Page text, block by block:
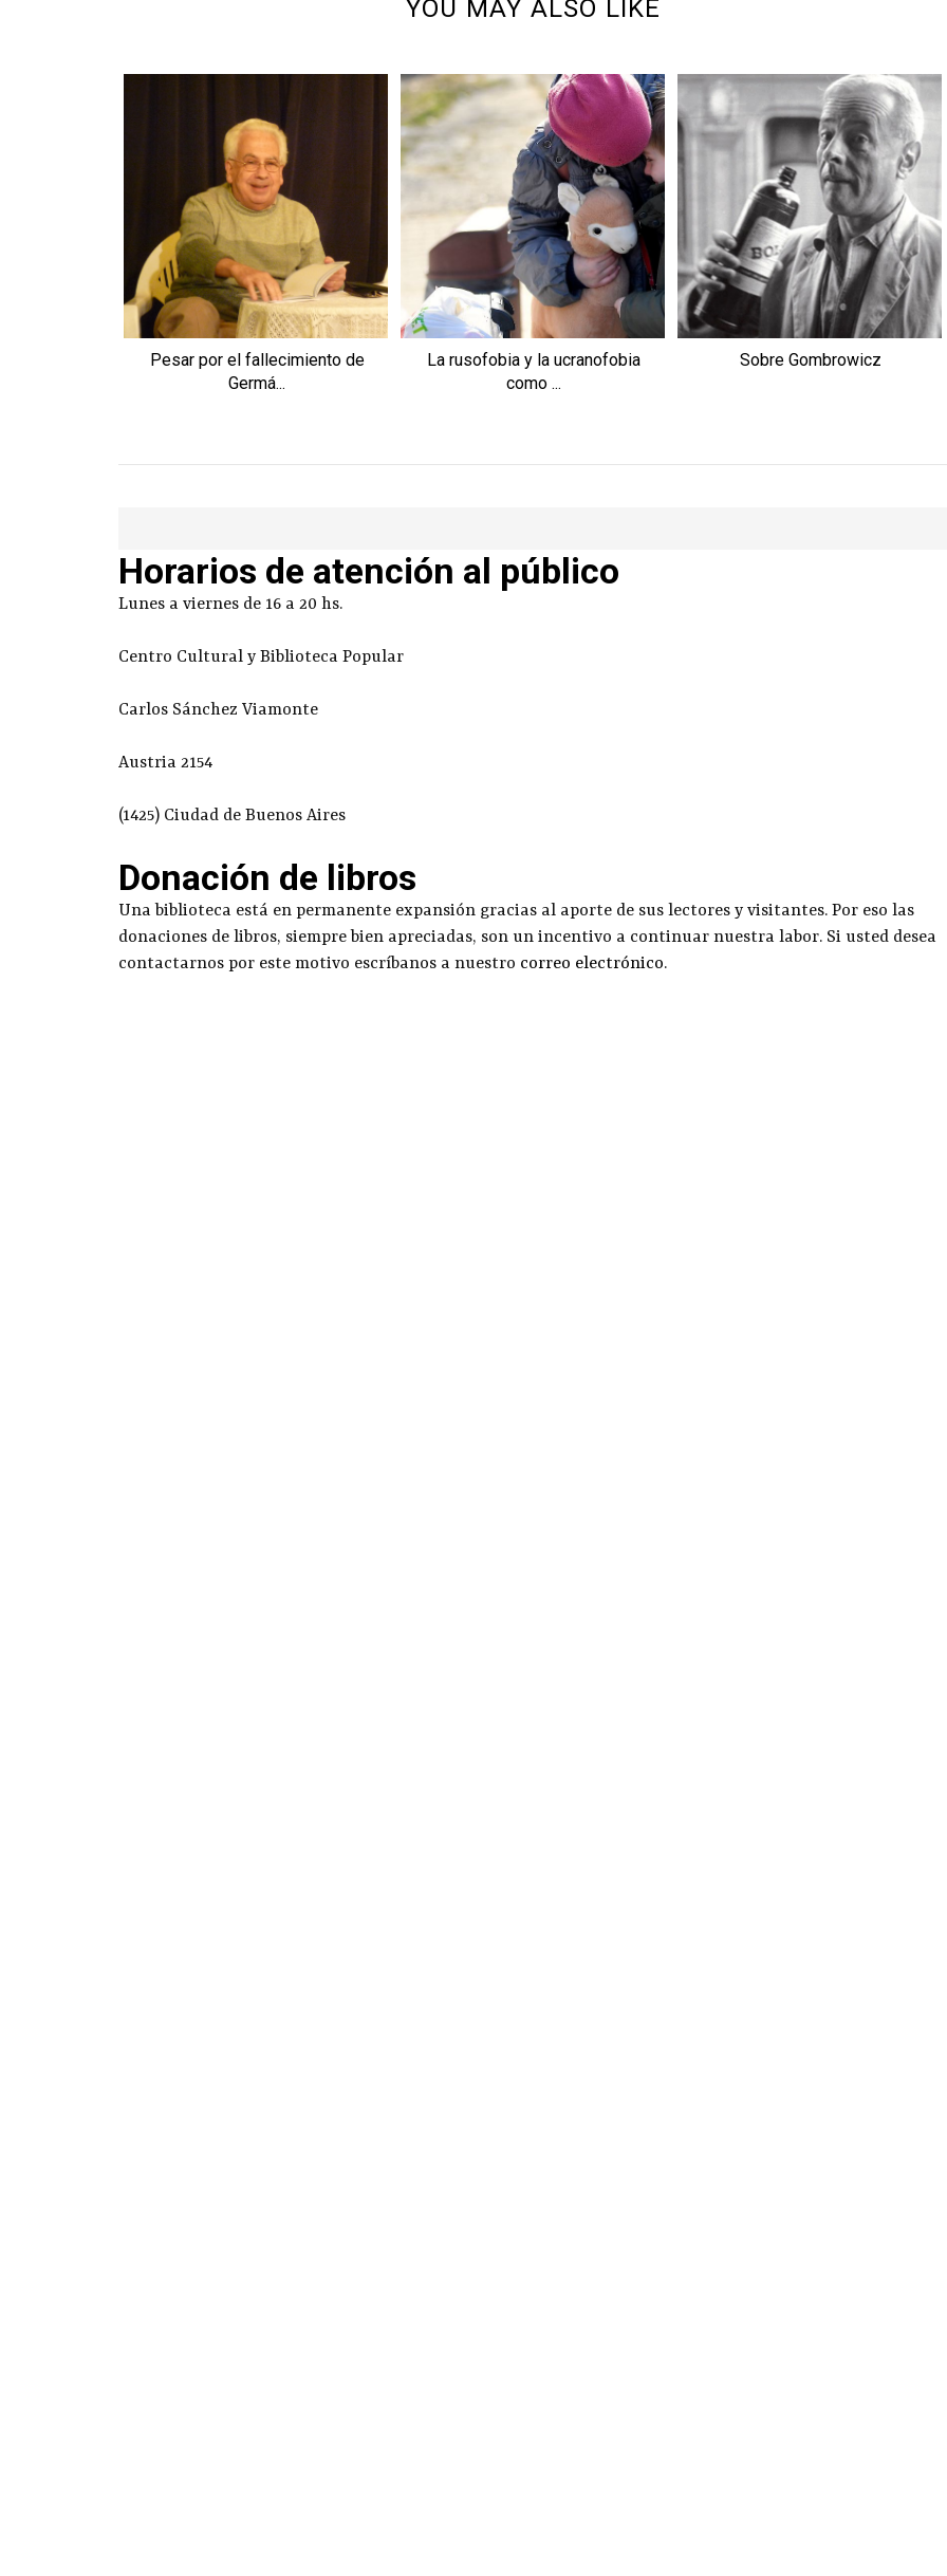
YOU MAY ALSO LIKE
Pesar por el fallecimiento de
Germá...
La rusofobia y la ucranofobia
como ...
Sobre Gombrowicz
Horarios de atención al público
Lunes a viernes de 16 a 20 hs.
Centro Cultural y Biblioteca Popular
Carlos Sánchez Viamonte
Austria 2154
(1425) Ciudad de Buenos Aires
Donación de libros
Una biblioteca está en permanente expansión gracias al aporte de sus lectores y visitantes. Por eso las
donaciones de libros, siempre bien apreciadas, son un incentivo a continuar nuestra labor. Si usted desea
contactarnos por este motivo escríbanos a nuestro correo electrónico.